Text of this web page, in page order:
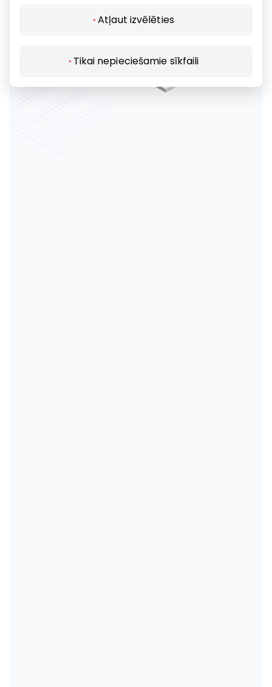
Atļaut izvēlēties
Tikai nepieciešamie sīkfaili